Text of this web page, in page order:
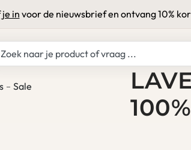
Sale
invoor de nieuwsbrief en ontvang 10%